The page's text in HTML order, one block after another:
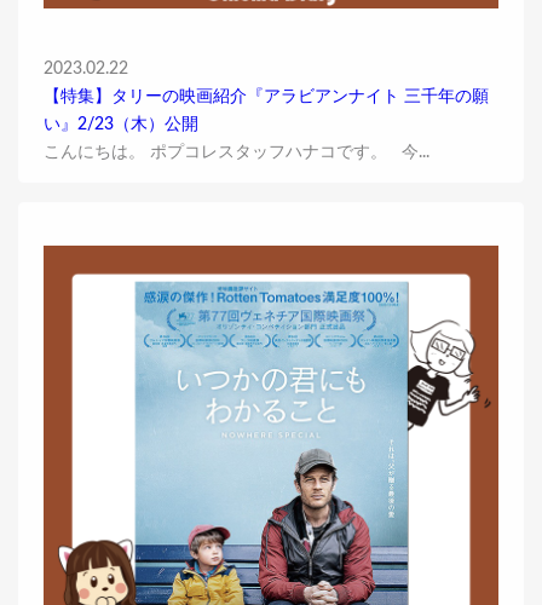
2023.02.22
【特集】タリーの映画紹介『アラビアンナイト 三千年の願
い』2/23（木）公開
こんにちは。 ポプコレスタッフハナコです。 今...